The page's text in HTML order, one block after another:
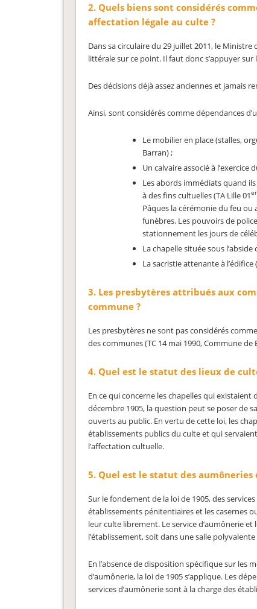
2. Quels biens sont considérés
affectation légale au culte ?
Dans sa circulaire du 29 juillet 2011, le
littérale sur ce point. Il faut donc s’appuyer
Des décisions déjà assez anciennes et jamais
Ainsi, sont considérés comme dépendances
Le mobilier en place (stalles,
Barran) ;
Un calvaire associé à l’exercice
Les abords immédiats quand
à des fins cultuelles (TA Lille 01er
Pâques la cérémonie du feu ou
funèbres. Les pouvoirs de
stationnement les jours de
La chapelle située sous l’abside
La sacristie attenante à
3. Les presbytères attribués aux
commune ?
Les presbytères ne sont pas considérés
des communes (TC 14 mai 1990, Commune
4. Quel est le statut des lieux de
En ce qui concerne les chapelles qui
décembre 1905, la question peut se poser de
ouverts au public. En vertu de cette loi, les
établissements publics du culte et qui
l’affectation cultuelle.
5. Quel est le statut des
Sur le fondement de la loi de 1905, des
établissements pénitentiaires et les casernes
leur culte librement. Le service d’aumônerie
l’établissement, soit dans une salle
En l’absence de disposition spécifique sur les
d’aumônerie, la loi de 1905 s’applique. Les
services d’aumônerie sont à la charge des